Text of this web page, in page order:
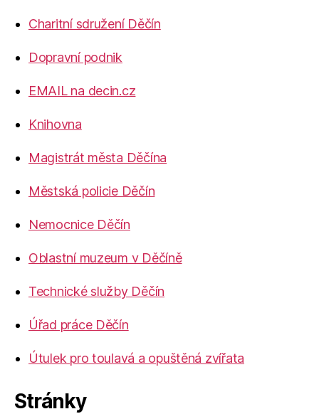
Charitní sdružení Děčín
Dopravní podnik
EMAIL na decin.cz
Knihovna
Magistrát města Děčína
Městská policie Děčín
Nemocnice Děčín
Oblastní muzeum v Děčíně
Technické služby Děčín
Úřad práce Děčín
Útulek pro toulavá a opuštěná zvířata
Stránky